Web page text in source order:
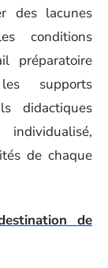
des lacunes
conditions
préparatoire
supports
didactiques
de chaque
de